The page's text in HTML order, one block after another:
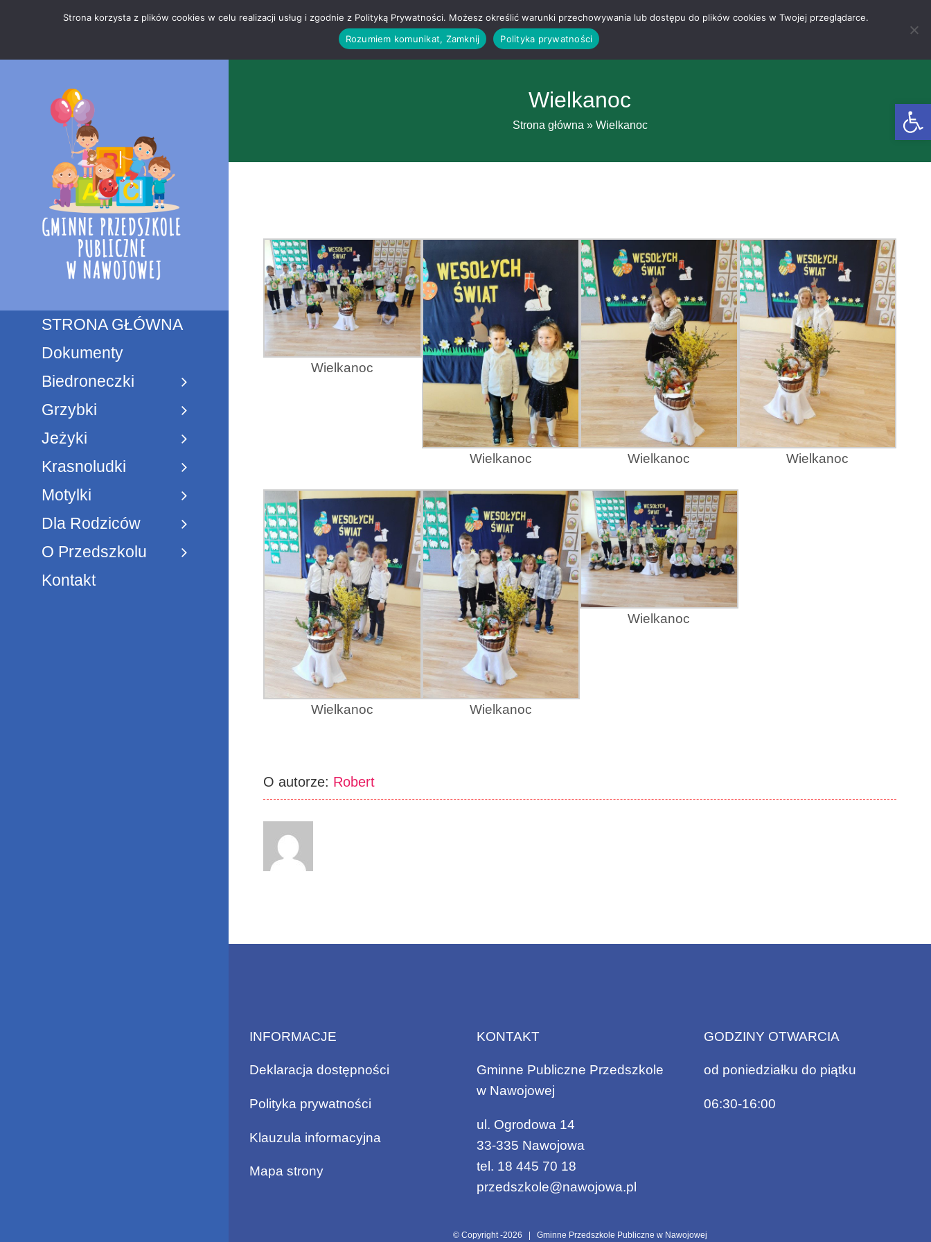
STRONA GŁÓWNA
Dokumenty
Biedroneczki
Grzybki
Jeżyki
Krasnoludki
Motylki
Dla Rodziców
O Przedszkolu
Kontakt
Wielkanoc
Strona główna » Wielkanoc
Wielkanoc
Wielkanoc Wielkanoc Wielkanoc
Wielkanoc Wielkanoc
Wielkanoc
O autorze: Robert
INFORMACJE
Deklaracja dostępności
Polityka prywatności
Klauzula informacyjna
Mapa strony
KONTAKT
Gminne Publiczne Przedszkole
w Nawojowej
ul. Ogrodowa 14
33-335 Nawojowa
tel. 18 445 70 18
przedszkole@nawojowa.pl
GODZINY OTWARCIA
od poniedziałku do piątku
06:30-16:00
© Copyright -2026 | Gminne Przedszkole Publiczne w Nawojowej
Strona korzysta z plików cookies w celu realizacji usług i zgodnie z Polityką Prywatności. Możesz określić warunki przechowywania lub dostępu do plików cookies w Twojej przeglądarce.
Rozumiem komunikat, Zamknij
Polityka prywatności